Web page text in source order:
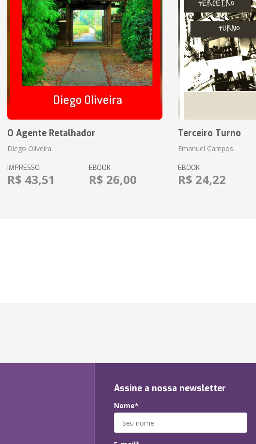
O Agente Retalhador
Diego Oliveira
IMPRESSO
R$ 43,51
EBOOK
R$ 26,00
Terceiro Turno
Emanuel Campos
EBOOK
R$ 24,22
Assine a nossa newsletter
Nome*